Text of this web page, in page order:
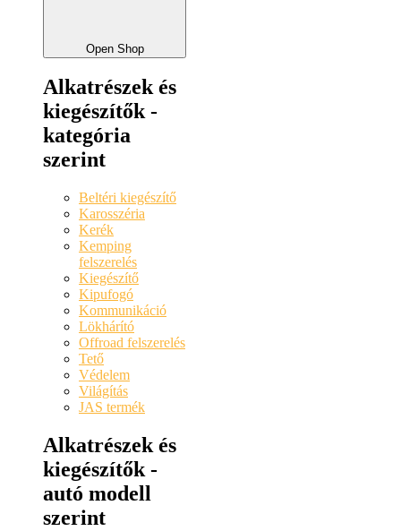
Open Shop
Alkatrészek és
kiegészítők -
kategória
szerint
Beltéri kiegészítő
Karosszéria
Kerék
Kemping
felszerelés
Kiegészítő
Kipufogó
Kommunikáció
Lökhárító
Offroad felszerelés
Tető
Védelem
Világítás
JAS termék
Alkatrészek és
kiegészítők -
autó modell
szerint